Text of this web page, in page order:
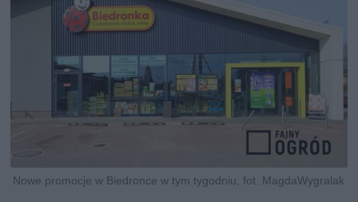
Nowe promocje w Biedronce w tym tygodniu, fot. MagdaWygralak